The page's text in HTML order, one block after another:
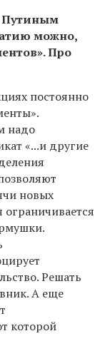
Путиным
можно,
Про
постоянно
надо
«...и другие
новых
Решать
А еще
которой